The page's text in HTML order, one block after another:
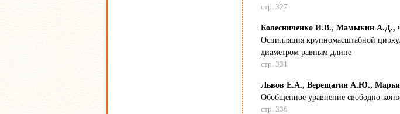
стр. 327
Колесниченко И.В., Мамыкин
Осцилляция крупномасштабной
диаметром равным длине
стр. 331
Львов Е.А., Верещагин А.Ю.,
Обобщенное уравнение свободно-
стр. 336